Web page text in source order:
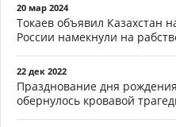
20 мар 2024
Токаев объявил Казахстан
России намекнули на
22 дек 2022
Празднование дня
обернулось кровавой